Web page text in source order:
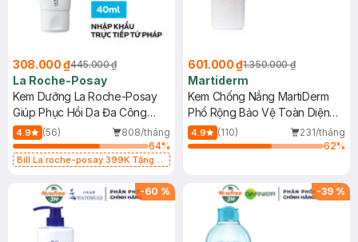
308.000 ₫445.000 ₫
La Roche-Posay
Kem Dưỡng La Roche-Posay
Giúp Phục Hồi Da Đa Công
Dụng 40ml
4.9 (56)
808/tháng
64%
Bill La roche-posay 399K Tặng
(SL có hạn)
601.000 ₫1.350.000 ₫
Martiderm
Kem Chống Nắng MartiDerm
Phổ Rộng Bảo Vệ Toàn Diện
40ml
4.9 (110)
231/tháng
62%
-60 % -39 %